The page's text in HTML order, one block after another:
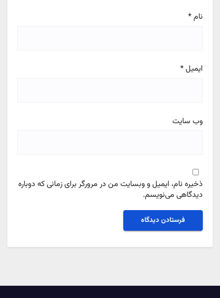
نام*
ایمیل*
وب‌ سایت
ذخیره نام، ایمیل و وبسایت من در مرورگر برای زمانی که دوباره
دیدگاهی می‌نویسم.